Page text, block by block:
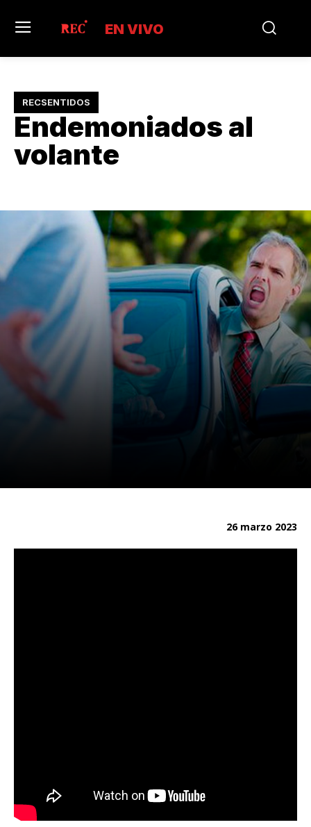
EN VIVO
RECSENTIDOS
Endemoniados al
volante
26 marzo 2023